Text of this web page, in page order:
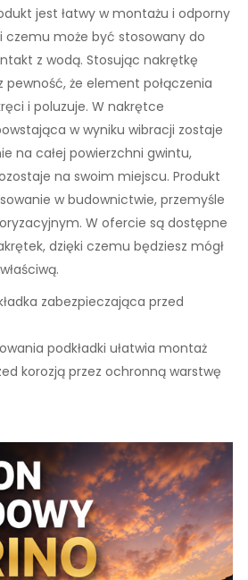
jest łatwy w montażu i odporny
czemu może być stosowany do
z wodą. Stosując nakrętkę
że element połączenia
i poluzuje. W nakrętce
w wyniku wibracji zostaje
na całej powierzchni gwintu,
na swoim miejscu. Produkt
w budownictwie, przemyśle
W ofercie są dostępne
dzięki czemu będziesz mógł
zabezpieczająca przed
podkładki ułatwia montaż
korozją przez ochronną warstwę